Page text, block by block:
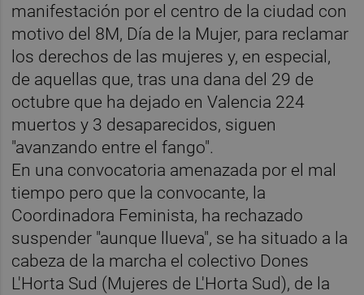
manifestación por el centro de la ciudad con
motivo del 8M, Día de la Mujer, para reclamar
los derechos de las mujeres y, en especial,
de aquellas que, tras una dana del 29 de
octubre que ha dejado en Valencia 224
muertos y 3 desaparecidos, siguen
"avanzando entre el fango".
En una convocatoria amenazada por el mal
tiempo pero que la convocante, la
Coordinadora Feminista, ha rechazado
suspender "aunque llueva", se ha situado a la
cabeza de la marcha el colectivo Dones
L'Horta Sud (Mujeres de L'Horta Sud), de la